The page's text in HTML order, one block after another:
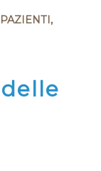
PAZIENTI,